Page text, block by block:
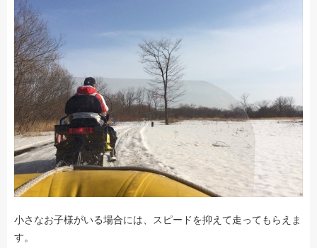
小さなお子様がいる場合には、スピードを抑えて走ってもらえま
す。